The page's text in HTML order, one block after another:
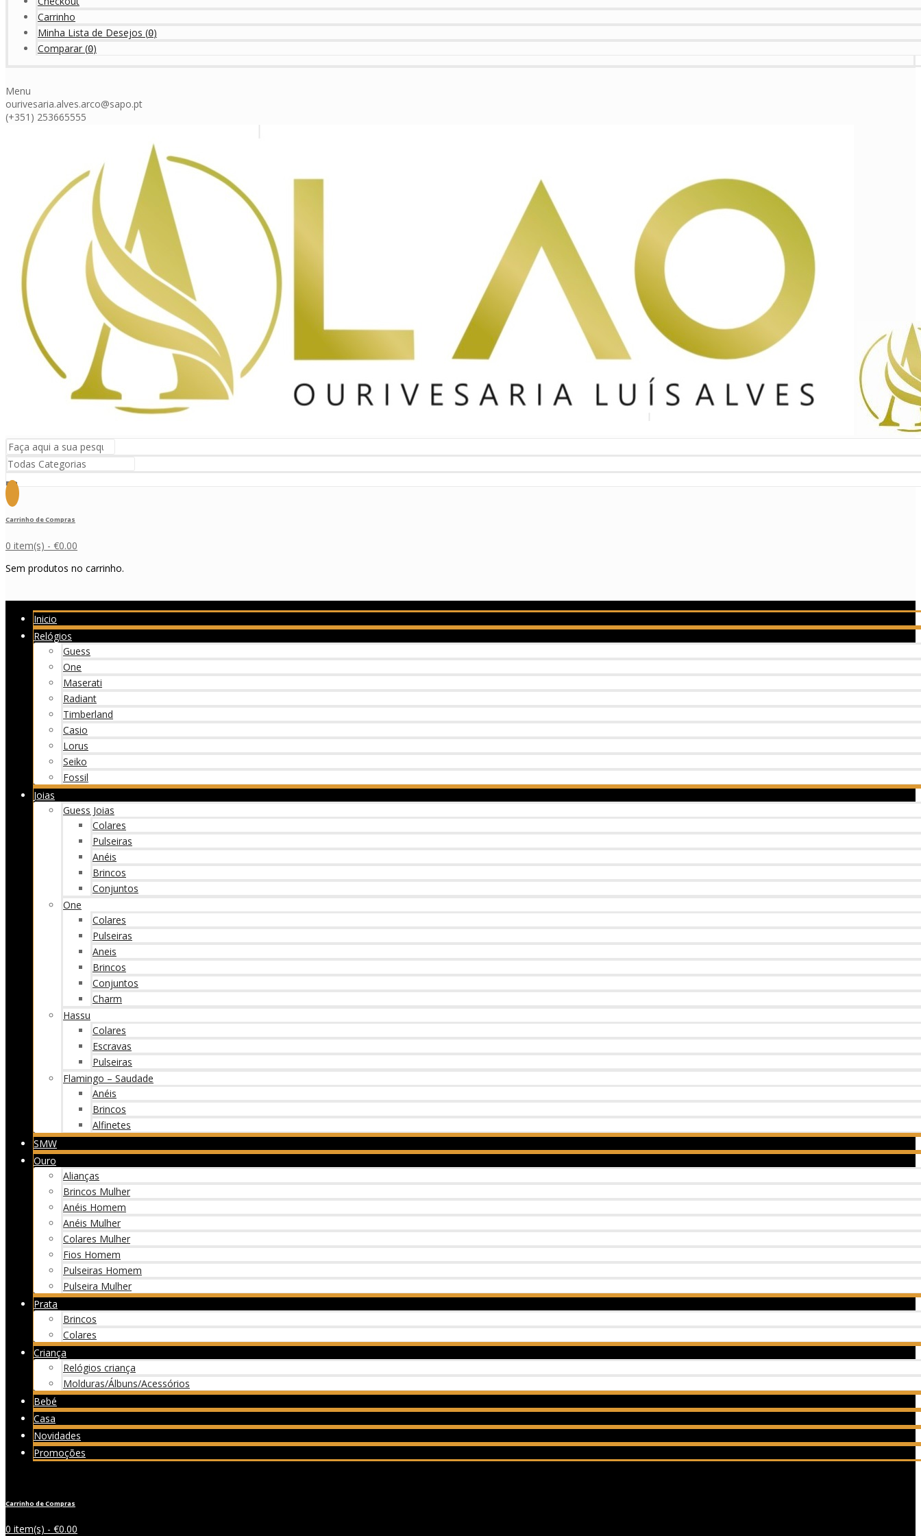
Carrinho
Minha Lista de Desejos (0)
Comparar (0)
Menu
ourivesaria.alves.arco@sapo.pt
(+351) 253665555
Carrinho de Compras
0 item(s) - €0.00
Sem produtos no carrinho.
Inicio
Relógios
Guess
One
Maserati
Radiant
Timberland
Casio
Lorus
Seiko
Fossil
Joias
Guess Joias
Colares
Pulseiras
Anéis
Brincos
Conjuntos
One
Colares
Pulseiras
Aneis
Brincos
Conjuntos
Charm
Hassu
Colares
Escravas
Pulseiras
Flamingo – Saudade
Anéis
Brincos
Alfinetes
SMW
Ouro
Alianças
Brincos Mulher
Anéis Homem
Anéis Mulher
Colares Mulher
Fios Homem
Pulseiras Homem
Pulseira Mulher
Prata
Brincos
Colares
Criança
Relógios criança
Molduras/Álbuns/Acessórios
Bebé
Casa
Novidades
Promoções
Carrinho de Compras
0 item(s) - €0.00